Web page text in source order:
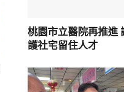
桃園市立醫院再推進
護社宅留住人才